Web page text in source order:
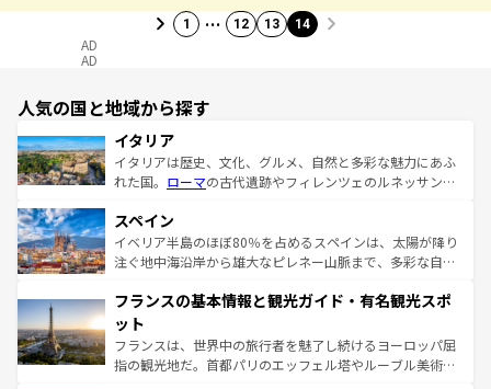
1 … 12 13 14
AD
AD
人気の国と地域から探す
イタリア
イタリアは歴史、文化、グルメ、自然と多彩な魅力にあふ
れた国。 ローマの古代遺跡やフィレンツェのルネッサンス
ろん、トスカーナの美しい田園風景やアマルフィ海岸の絶
景など、自然景観も見逃せない。観光の合間には、本場の
ピザやパスタなど、絶品のイタリア料理を堪能することも
ませてくれるイタリアで、忘れられない旅をしてみよう！
なお、新着のイタリア情報は
しい。
スペイン
イベリア半島のほぼ80％を占めるスペインは、太陽が降り
注ぐ地中海沿岸から雄大なピレネー山脈まで、多彩な自然
文化が根付くこの国では、情熱的なフラメンコ、熱気あふ
れる闘牛、そして美味しいタパスが生活の一部となってい
る。首都マドリードの洗練された雰囲気や、バルセロナの
アートに溢れた街角から、地方では古代ローマ遺跡や中世
フランスの基本情報と観光ガイド・有名観光スポ
ット
フランスは、世界中の旅行者を魅了し続けるヨーロッパ屈
指の観光地だ。首都パリのエッフェル塔やルーブル美術館